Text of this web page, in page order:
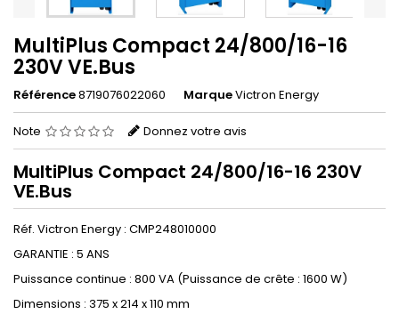
MultiPlus Compact 24/800/16-16
230V VE.Bus
Référence8719076022060 MarqueVictron Energy
Note Donnez votre avis
MultiPlus Compact 24/800/16-16 230V
VE.Bus
Réf. Victron Energy : CMP248010000
GARANTIE : 5 ANS
Puissance continue : 800 VA (Puissance de crête : 1600 W)
Dimensions : 375 x 214 x 110 mm